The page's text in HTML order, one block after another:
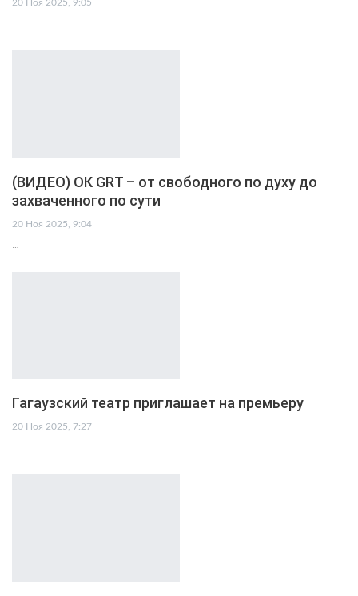
20 Ноя 2025, 9:05
…
(ВИДЕО) ОК GRT – от свободного по духу до
захваченного по сути
20 Ноя 2025, 9:04
Гагаузский театр приглашает на премьеру
20 Ноя 2025, 7:27
…